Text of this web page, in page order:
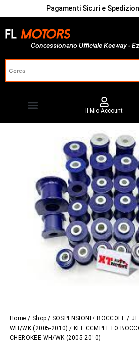
Pagamenti Sicuri e
Concessionario Ufficiale Keeway -
Il Mio Account
Home / Shop / SOSPENSIONI /BOCCOLE /
WH/WK (2005-2010) / KIT COMPLETO
CHEROKEE WH/WK (2005-2010)